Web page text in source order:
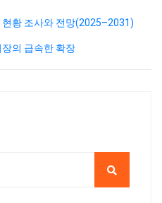
황 조사와 전망(2025–2031)
의 급속한 확장